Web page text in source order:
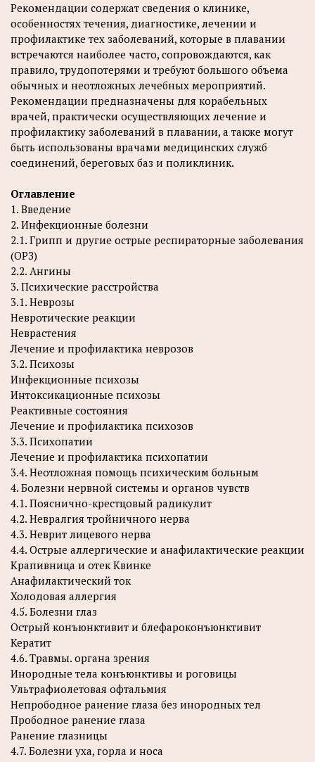
Рекомендации содержат сведения о клинике,
особенностях течения, диагностике, лечении и
профилактике тех заболеваний, которые в плавании
встречаются наиболее часто, сопровождаются, как
правило, трудопотерями и требуют большого объема
обычных и неотложных лечебных мероприятий.
Рекомендации предназначены для корабельных
врачей, практически осуществляющих лечение и
профилактику заболеваний в плавании, а также могут
быть использованы врачами медицинских служб
соединений, береговых баз и поликлиник.
Оглавление
1. Введение
2. Инфекционные болезни
2.1. Грипп и другие острые респираторные заболевания
(ОРЗ)
2.2. Ангины
3. Психические расстройства
3.1. Неврозы
Невротические реакции
Неврастения
Лечение и профилактика неврозов
3.2. Психозы
Инфекционные психозы
Интоксикационные психозы
Реактивные состояния
Лечение и профилактика психозов
3.3. Психопатии
Лечение и профилактика психопатии
3.4. Неотложная помощь психическим больным
4. Болезни нервной системы и органов чувств
4.1. Пояснично-крестцовый радикулит
4.2. Невралгия тройничного нерва
4.3. Неврит лицевого нерва
4.4. Острые аллергические и анафилактические реакции
Крапивница и отек Квинке
Анафилактический ток
Холодовая аллергия
4.5. Болезни глаз
Острый конъюнктивит и блефароконъюнктивит
Кератит
4.6. Травмы. органа зрения
Инородные тела конъюнктивы и роговицы
Ультрафиолетовая офтальмия
Непрободное ранение глаза без инородных тел
Прободное ранение глаза
Ранение глазницы
4.7. Болезни уха, горла и носа